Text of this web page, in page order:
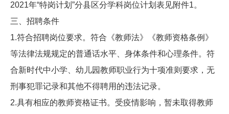
2021年“特岗计划”分县区分学科岗位计划表见附件1。
三、招聘条件
1.符合招聘岗位要求。符合《教师法》《教师资格条例》
等法律法规规定的普通话水平、身体条件和心理条件。符
合新时代中小学、幼儿园教师职业行为十项准则要求，无
刑事犯罪记录和其他不得聘用的违法记录。
2.具有相应的教师资格证书。受疫情影响，暂未取得教师